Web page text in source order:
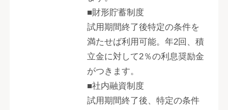
■財形貯蓄制度
試用期間終了後特定の条件を
満たせば利用可能。年2回、積
立金に対して2％の利息奨励金
がつきます。
■社内融資制度
試用期間終了後、特定の条件